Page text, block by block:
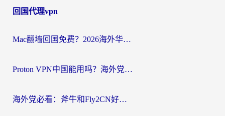
回国代理vpn
Mac翻墙回国免费？2026海外华人亲测：从CCTV5直播到国内APP，这样选加速器才靠谱
Proton VPN中国能用吗？海外党选回国加速器的避坑指南（附番茄加速器实测）
海外党必看：斧牛和Fly2CN好用吗？3招教你选对回国加速器（附免费试用攻略）